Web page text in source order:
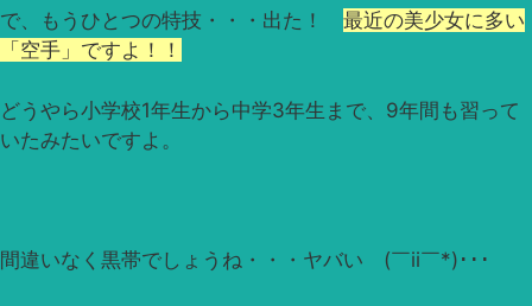
で、もうひとつの特技・・・出た！ 最近の美少女に多い
「空手」ですよ！！
どうやら小学校1年生から中学3年生まで、9年間も習って
いたみたいですよ。
間違いなく黒帯でしょうね・・・ヤバい (￣ii￣*)･･･